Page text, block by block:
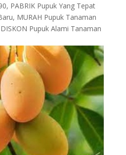
PABRIK Pupuk Yang Tepat
MURAH Pupuk Tanaman
Pupuk Alami Tanaman